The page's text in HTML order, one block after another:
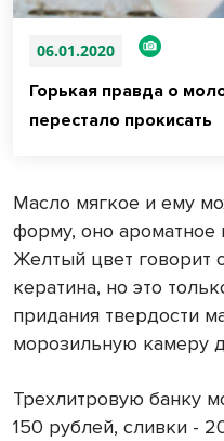
06.01.2020
Горькая правда о
перестало прокисать
Масло мягкое и ему
форму, оно ароматное
Желтый цвет говорит
кератина, но это
придания твердости
морозильную камеру
Трехлитровую банку
150 рублей, сливки -